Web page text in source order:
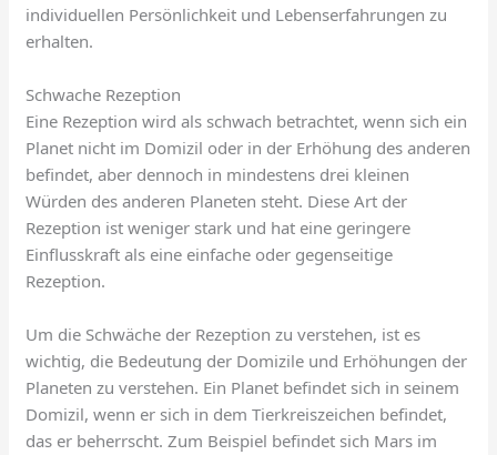
individuellen Persönlichkeit und Lebenserfahrungen zu
erhalten.
Schwache Rezeption
Eine Rezeption wird als schwach betrachtet, wenn sich ein
Planet nicht im Domizil oder in der Erhöhung des anderen
befindet, aber dennoch in mindestens drei kleinen
Würden des anderen Planeten steht. Diese Art der
Rezeption ist weniger stark und hat eine geringere
Einflusskraft als eine einfache oder gegenseitige
Rezeption.
Um die Schwäche der Rezeption zu verstehen, ist es
wichtig, die Bedeutung der Domizile und Erhöhungen der
Planeten zu verstehen. Ein Planet befindet sich in seinem
Domizil, wenn er sich in dem Tierkreiszeichen befindet,
das er beherrscht. Zum Beispiel befindet sich Mars im